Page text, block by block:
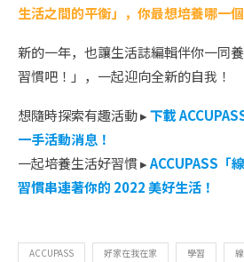
生活之間的平衡」，你最想培養哪一
新的一年，也讓生活誌編輯伴你一同
習慣吧！」，一起迎向全新的自我！
想隨時探索有趣活動 ▸下載
一手活動消息！
一起培養生活好習慣 ▸ACCUPASS「
習慣串連著你的 2022 美好生活！
ACCUPASS 好家在我在家 學習